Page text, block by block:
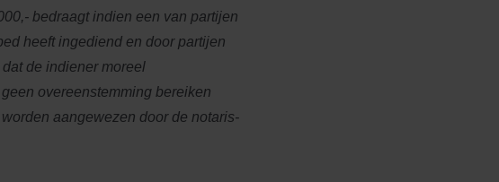
bedraagt indien een van partijen
heeft ingediend en door partijen
de indiener moreel
overeenstemming bereiken
aangewezen door de notaris-